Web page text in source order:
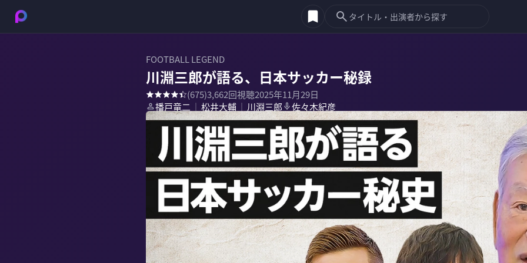
FOOTBALL LEGEND
川淵三郎が語る、日本サッカー秘録
(675)3,662回視聴2025年11月29日
播戸竜二 ｜ 松井大輔 ｜ 川淵三郎 佐々木紀彦